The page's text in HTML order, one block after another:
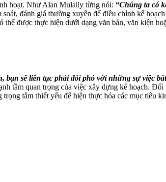
hoạt. Như Alan Mulally từng nói: “Chúng ta có
đánh giá thường xuyên để điều chỉnh kế
được thực hiện dưới dạng văn bản, văn kiện
bạn sẽ liên tục phải đối phó với những sự việc
tầm quan trọng của việc xây dựng kế hoạch.
tâm thiết yếu để hiện thực hóa các mục tiêu